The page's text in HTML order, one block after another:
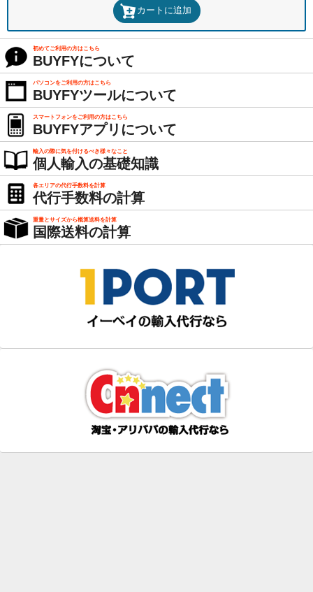
カートに追加
初めてご利用の方はこちら
BUYFYについて
パソコンをご利用の方はこちら
BUYFYツールについて
スマートフォンをご利用の方はこちら
BUYFYアプリについて
輸入の際に気を付けるべき様々なこと
個人輸入の基礎知識
各エリアの代行手数料を計算
代行手数料の計算
重量とサイズから概算送料を計算
国際送料の計算